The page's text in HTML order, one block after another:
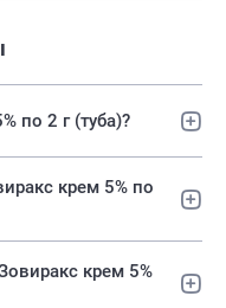
по 2 г (туба)?
крем 5% по
крем 5%